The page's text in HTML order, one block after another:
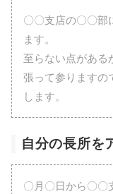
〇〇支店の〇〇部
ます。
至らない点がある
張って参りますの
します。
自分の長所を
〇月〇日から〇〇